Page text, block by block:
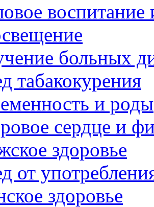
воспитание
больных
табакокурения
и роды
сердце и
здоровье
от
здоровье